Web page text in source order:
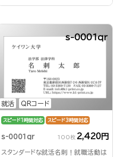
就活 QRコード
s-0001qr
スピード1時間対応 スピード3時間対応
s-0001qr 100枚 2,420円
スタンダードな就活名刺！就職活動は